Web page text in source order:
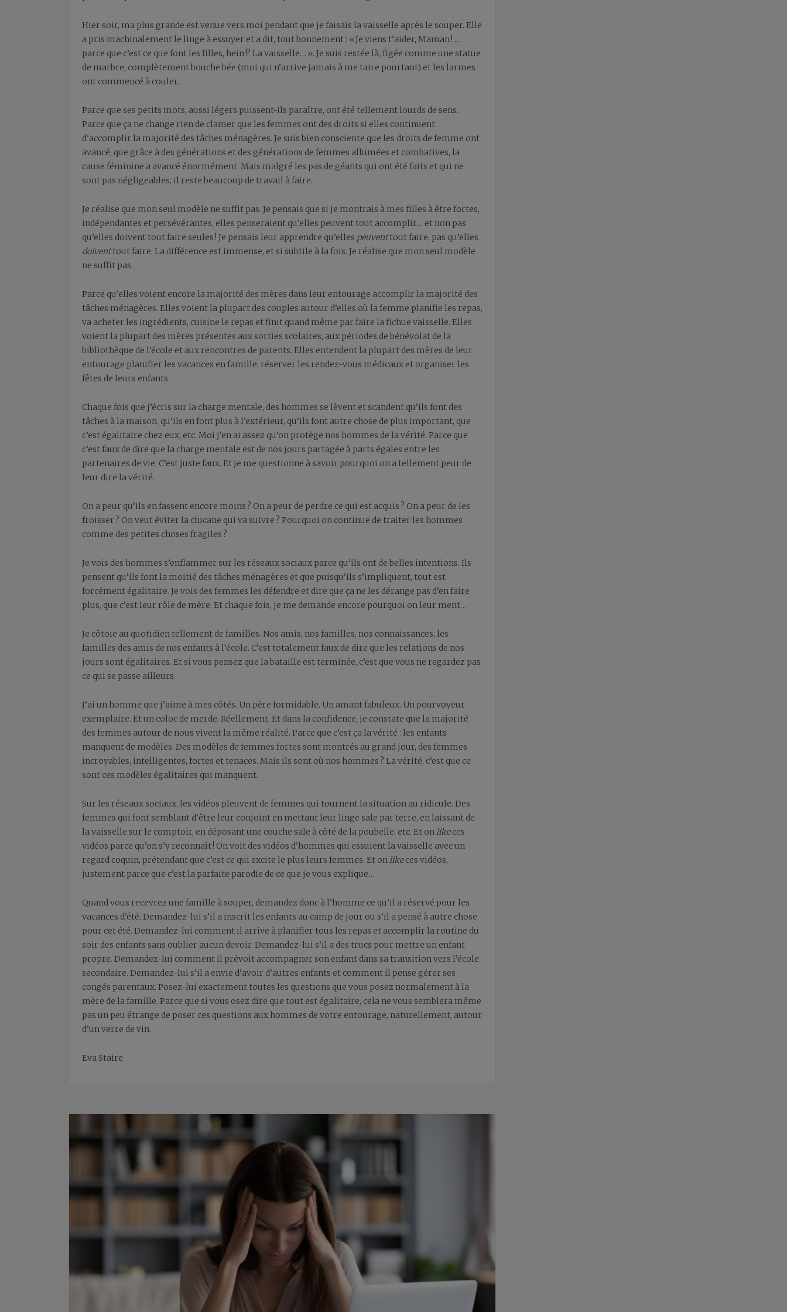
Hier soir, ma plus grande est venue vers moi pendant que je faisais la vaisselle après le souper. Elle
a pris machinalement le linge à essuyer et a dit, tout bonnement : « Je viens t’aider, Maman ! …
parce que c’est ce que font les filles, hein !? La vaisselle… ». Je suis restée là, figée comme une statue
de marbre, complètement bouche bée (moi qui n’arrive jamais à me taire pourtant) et les larmes
ont commencé à couler.
Parce que ses petits mots, aussi légers puissent-ils paraître, ont été tellement lourds de sens.
Parce que ça ne change rien de clamer que les femmes ont des droits si elles continuent
d’accomplir la majorité des tâches ménagères. Je suis bien consciente que les droits de femme ont
avancé, que grâce à des générations et des générations de femmes allumées et combatives, la
cause féminine a avancé énormément. Mais malgré les pas de géants qui ont été faits et qui ne
sont pas négligeables, il reste beaucoup de travail à faire.
Je réalise que mon seul modèle ne suffit pas. Je pensais que si je montrais à mes filles à être fortes,
indépendantes et persévérantes, elles penseraient qu’elles peuvent tout accomplir… et non pas
qu’elles doivent tout faire seules ! Je pensais leur apprendre qu’elles peuventtout faire, pas qu’elles
doiventtout faire. La différence est immense, et si subtile à la fois. Je réalise que mon seul modèle
ne suffit pas.
Parce qu’elles voient encore la majorité des mères dans leur entourage accomplir la majorité des
tâches ménagères. Elles voient la plupart des couples autour d’elles où la femme planifie les repas,
va acheter les ingrédients, cuisine le repas et finit quand même par faire la fichue vaisselle. Elles
voient la plupart des mères présentes aux sorties scolaires, aux périodes de bénévolat de la
bibliothèque de l’école et aux rencontres de parents. Elles entendent la plupart des mères de leur
entourage planifier les vacances en famille, réserver les rendez-vous médicaux et organiser les
fêtes de leurs enfants.
Chaque fois que j’écris sur la charge mentale, des hommes se lèvent et scandent qu’ils font des
tâches à la maison, qu’ils en font plus à l’extérieur, qu’ils font autre chose de plus important, que
c’est égalitaire chez eux, etc. Moi j’en ai assez qu’on protège nos hommes de la vérité. Parce que
c’est faux de dire que la charge mentale est de nos jours partagée à parts égales entre les
partenaires de vie. C’est juste faux. Et je me questionne à savoir pourquoi on a tellement peur de
leur dire la vérité.
On a peur qu’ils en fassent encore moins ? On a peur de perdre ce qui est acquis ? On a peur de les
froisser ? On veut éviter la chicane qui va suivre ? Pourquoi on continue de traiter les hommes
comme des petites choses fragiles ?
Je vois des hommes s’enflammer sur les réseaux sociaux parce qu’ils ont de belles intentions. Ils
pensent qu’ils font la moitié des tâches ménagères et que puisqu’ils s’impliquent, tout est
forcément égalitaire. Je vois des femmes les défendre et dire que ça ne les dérange pas d’en faire
plus, que c’est leur rôle de mère. Et chaque fois, je me demande encore pourquoi on leur ment…
Je côtoie au quotidien tellement de familles. Nos amis, nos familles, nos connaissances, les
familles des amis de nos enfants à l’école. C’est totalement faux de dire que les relations de nos
jours sont égalitaires. Et si vous pensez que la bataille est terminée, c’est que vous ne regardez pas
ce qui se passe ailleurs.
J’ai un homme que j’aime à mes côtés. Un père formidable. Un amant fabuleux. Un pourvoyeur
exemplaire. Et un coloc de merde. Réellement. Et dans la confidence, je constate que la majorité
des femmes autour de nous vivent la même réalité. Parce que c’est ça la vérité : les enfants
manquent de modèles. Des modèles de femmes fortes sont montrés au grand jour, des femmes
incroyables, intelligentes, fortes et tenaces. Mais ils sont où nos hommes ? La vérité, c’est que ce
sont ces modèles égalitaires qui manquent.
Sur les réseaux sociaux, les vidéos pleuvent de femmes qui tournent la situation au ridicule. Des
femmes qui font semblant d’être leur conjoint en mettant leur linge sale par terre, en laissant de
la vaisselle sur le comptoir, en déposant une couche sale à côté de la poubelle, etc. Et onlikeces
vidéos parce qu’on s’y reconnaît ! On voit des vidéos d’hommes qui essuient la vaisselle avec un
regard coquin, prétendant que c’est ce qui excite le plus leurs femmes. Et onlikeces vidéos,
justement parce que c’est la parfaite parodie de ce que je vous explique…
Quand vous recevrez une famille à souper, demandez donc à l’homme ce qu’il a réservé pour les
vacances d’été. Demandez-lui s’il a inscrit les enfants au camp de jour ou s’il a pensé à autre chose
pour cet été. Demandez-lui comment il arrive à planifier tous les repas et accomplir la routine du
soir des enfants sans oublier aucun devoir. Demandez-lui s’il a des trucs pour mettre un enfant
propre. Demandez-lui comment il prévoit accompagner son enfant dans sa transition vers l’école
secondaire. Demandez-lui s’il a envie d’avoir d’autres enfants et comment il pense gérer ses
congés parentaux. Posez-lui exactement toutes les questions que vous posez normalement à la
mère de la famille. Parce que si vous osez dire que tout est égalitaire, cela ne vous semblera même
pas un peu étrange de poser ces questions aux hommes de votre entourage, naturellement, autour
d’un verre de vin.
Eva Staire